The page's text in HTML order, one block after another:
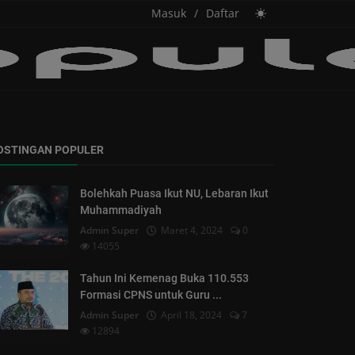
Masuk / Daftar
POPULER
Bolehkah Puasa Ikut NU, Lebaran Ikut
Muhammadiyah
Admin Super Maret 4, 2024
0
14055
Tahun Ini Kemenag Buka 110.553
Formasi CPNS untuk Guru ...
Admin Super April 18, 2024
7
12894